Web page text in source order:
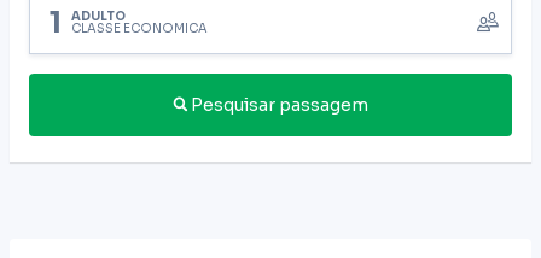
1 ADULTO
CLASSE ECONÔMICA
Pesquisar passagem